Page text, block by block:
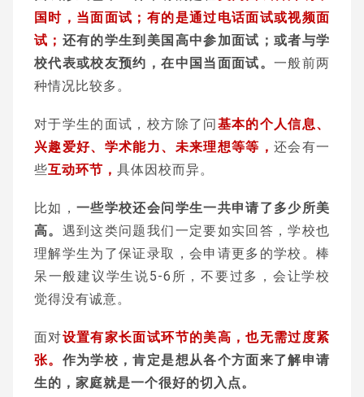
国时，当面面试；有的是通过电话面试或视频面
试； 还有的学生到美国高中参加面试；或者与学
校代表或校友预约，在中国当面面试。 一般前两
种情况比较多。
对于学生的面试，校方除了问基本的个人信息、
兴趣爱好、学术能力、未来理想等等， 还会有一
些互动环节， 具体因校而异。
比如，一些学校还会问学生一共申请了多少所美
高。 遇到这类问题我们一定要如实回答，学校也
理解学生为了保证录取，会申请更多的学校。棒
呆一般建议学生说5-6所，不要过多，会让学校
觉得没有诚意。
面对设置有家长面试环节的美高，也无需过度紧
张。 作为学校，肯定是想从各个方面来了解申请
生的，家庭就是一个很好的切入点。